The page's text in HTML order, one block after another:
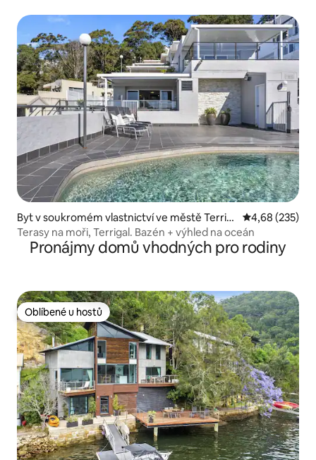
Byt v soukromém vlastnictví ve městě Terrig
al
Průměrné
4,68 (235)
Terasy na moři, Terrigal. Bazén + výhled na oceán
Pronájmy domů vhodných pro rodiny
Oblíbené u hostů
Oblíbené u hostů